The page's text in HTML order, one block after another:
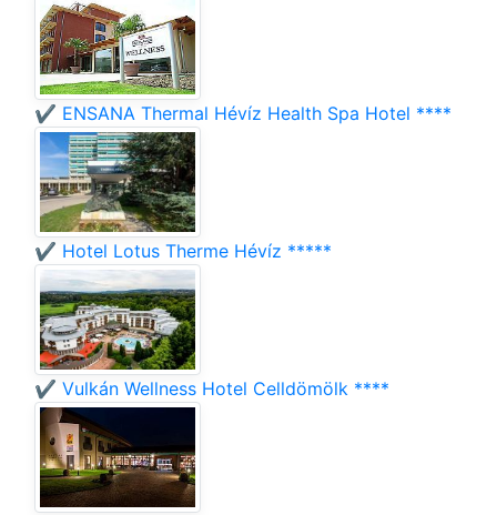
✔️ ENSANA Thermal Hévíz Health Spa Hotel ****
✔️ Hotel Lotus Therme Hévíz *****
✔️ Vulkán Wellness Hotel Celldömölk ****